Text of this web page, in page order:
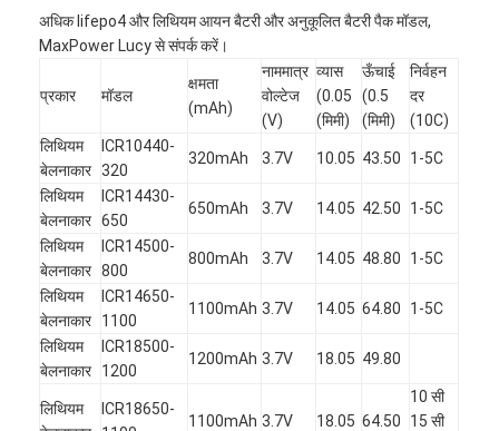
एलसीडी बैटरी चार्जर
निम बैटरी पैक
निक बैटरी पैक
लिथियम आयन बैटरी पैक
रिचार्जेबल फ्लैशलाइट बैटरी
आपातकालीन प्रकाश बैटरी
ली Mno2 बैटरी
अधिक lifepo4 और लिथियम आयन बैटरी और अनुकूलित बैटरी पैक मॉडल,
MaxPower Lucy से संपर्क करें।
प्रकार मॉडल
क्षमता
(mAh)
नाममात्र
वोल्टेज
(V)
व्यास
(0.05
(मिमी)
ऊँचाई
(0.5
(मिमी)
निर्वहन
दर
(10C)
लिथियम
बेलनाकार
ICR10440-
320
320mAh 3.7V 10.05 43.50 1-5C
लिथियम
बेलनाकार
ICR14430-
650
650mAh 3.7V 14.05 42.50 1-5C
लिथियम
बेलनाकार
ICR14500-
800
800mAh 3.7V 14.05 48.80 1-5C
लिथियम
बेलनाकार
ICR14650-
1100
1100mAh 3.7V 14.05 64.80 1-5C
लिथियम
बेलनाकार
ICR18500-
1200
1200mAh 3.7V 18.05 49.80
लिथियम
ICR18650-
1100mAh 3.7V 18.05 64.50
10 सी
15 सी